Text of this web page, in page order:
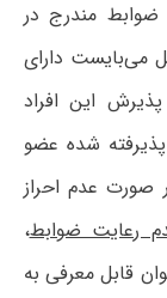
توجه به ضوابط مندرج در
می‌بایست دارای
این افراد
شده عضو
عدم احراز
رعایت ضوابط،
قابل معرفی به